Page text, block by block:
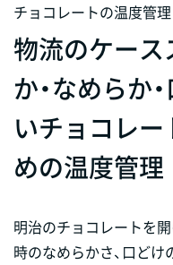
チョコレートの温度管理
物流のケース
か・なめらか
いチョコレ
めの温度管理
明治のチョコレートを
時のなめらかさ、口どけ